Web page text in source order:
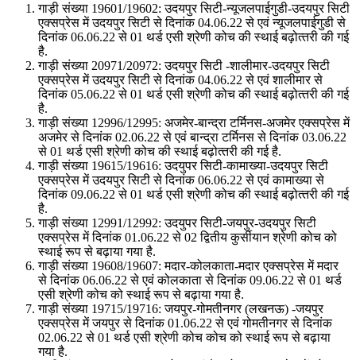
गाड़ी संख्या 19601/19602: उदयपुर सिटी-न्यूजलपाईगुडी-उदयपुर सिटी
एक्सप्रेस में उदयपुर सिटी से दिनांक 04.06.22 से एवं न्यूजलपाईगुडी से
दिनांक 06.06.22 से 01 थर्ड एसी श्रेणी कोच की स्थाई बढ़ोत्‍तरी की गई
है.
गाड़ी संख्या 20971/20972: उदयपुर सिटी -शालीमार-उदयपुर सिटी
एक्सप्रेस में उदयपुर सिटी से दिनांक 04.06.22 से एवं शालीमार से
दिनांक 05.06.22 से 01 थर्ड एसी श्रेणी कोच की स्थाई बढ़ोत्‍तरी की गई
है.
गाड़ी संख्या 12996/12995: अजमेर-बान्द्रा टर्मिनस-अजमेर एक्सप्रेस में
अजमेर से दिनांक 02.06.22 से एवं बान्द्रा टर्मिनस से दिनांक 03.06.22
से 01 थर्ड एसी श्रेणी कोच की स्थाई बढ़ोत्‍तरी की गई है.
गाड़ी संख्या 19615/19616: उदयुपर सिटी-कामाख्या-उदयपुर सिटी
एक्सप्रेस में उदयपुर सिटी से दिनांक 06.06.22 से एवं कामाख्या से
दिनांक 09.06.22 से 01 थर्ड एसी श्रेणी कोच की स्थाई बढ़ोत्‍तरी की गई
है.
गाड़ी संख्या 12991/12992: उदयुपर सिटी-जयपुर-उदयपुर सिटी
एक्सप्रेस में दिनांक 01.06.22 से 02 द्वितीय कुर्सीयान श्रेणी कोच को
स्थाई रूप से बढ़ाया गया है.
गाड़ी संख्या 19608/19607: मदार-कोलकाता-मदार एक्सप्रेस में मदार
से दिनांक 06.06.22 से एवं कोलकाता से दिनांक 09.06.22 से 01 थर्ड
एसी श्रेणी कोच को स्थाई रूप से बढ़ाया गया है.
गाड़ी संख्या 19715/19716: जयपुर-गोमतीनगर (लखनऊ) -जयपुर
एक्सप्रेस में जयपुर से दिनांक 01.06.22 से एवं गोमतीनगर से दिनांक
02.06.22 से 01 थर्ड एसी श्रेणी कोच कोच को स्थाई रूप से बढ़ाया
गया है.